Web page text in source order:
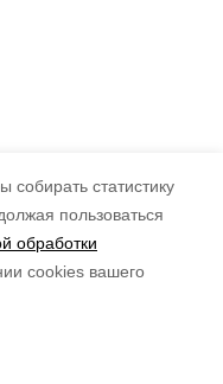
собирать статистику
пользоваться
обработки
cookies вашего